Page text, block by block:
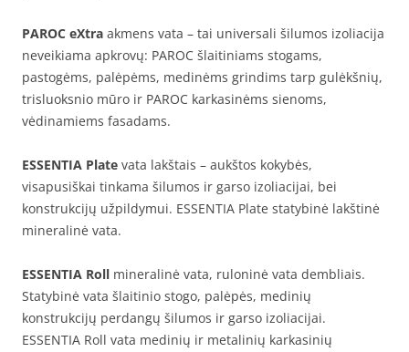
PAROC eXtra akmens vata – tai universali šilumos izoliacija
neveikiama apkrovų: PAROC šlaitiniams stogams,
pastogėms, palėpėms, medinėms grindims tarp gulėkšnių,
trisluoksnio mūro ir PAROC karkasinėms sienoms,
vėdinamiems fasadams.
ESSENTIA Plate vata lakštais – aukštos kokybės,
visapusiškai tinkama šilumos ir garso izoliacijai, bei
konstrukcijų užpildymui. ESSENTIA Plate statybinė lakštinė
mineralinė vata.
ESSENTIA Roll mineralinė vata, ruloninė vata dembliais.
Statybinė vata šlaitinio stogo, palėpės, medinių
konstrukcijų perdangų šilumos ir garso izoliacijai.
ESSENTIA Roll vata medinių ir metalinių karkasinių